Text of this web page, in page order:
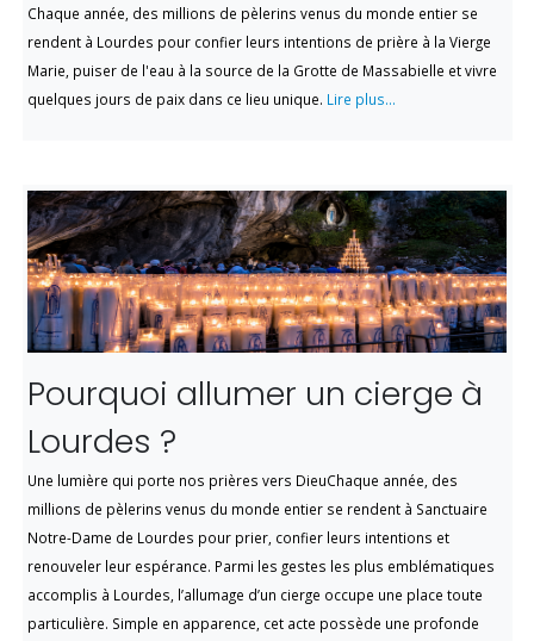
Chaque année, des millions de pèlerins venus du monde entier se
rendent à Lourdes pour confier leurs intentions de prière à la Vierge
Marie, puiser de l'eau à la source de la Grotte de Massabielle et vivre
quelques jours de paix dans ce lieu unique. Lire plus...
Pourquoi allumer un cierge à
Lourdes ?
Une lumière qui porte nos prières vers DieuChaque année, des
millions de pèlerins venus du monde entier se rendent à Sanctuaire
Notre-Dame de Lourdes pour prier, confier leurs intentions et
renouveler leur espérance. Parmi les gestes les plus emblématiques
accomplis à Lourdes, l’allumage d’un cierge occupe une place toute
particulière. Simple en apparence, cet acte possède une profonde